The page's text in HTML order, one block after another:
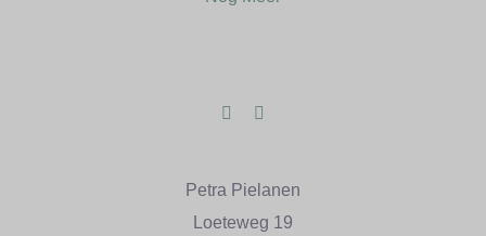
Petra Pielanen
Loeteweg 19